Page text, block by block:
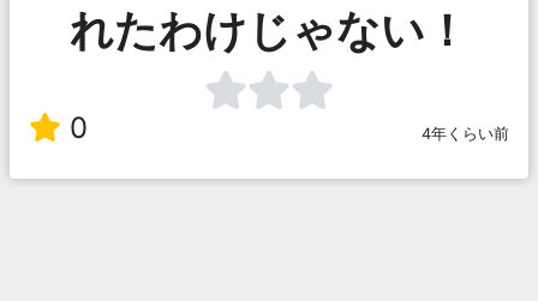
れたわけじゃない！
0 4年くらい前